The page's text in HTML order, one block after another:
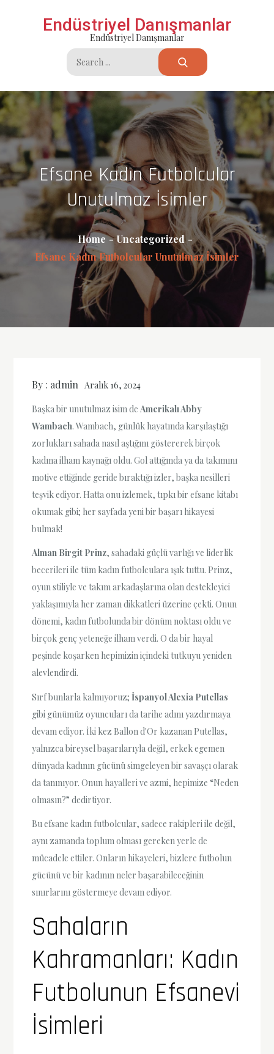
Endüstriyel Danışmanlar
Endüstriyel Danışmanlar
Search
for:
Efsane Kadın Futbolcular
Unutulmaz İsimler
Home
Uncategorized
Efsane Kadın Futbolcular Unutulmaz İsimler
By : admin Aralık 16, 2024
Başka bir unutulmaz isim deAmerikalı Abby
Wambach. Wambach, günlük hayatında karşılaştığı
zorlukları sahada nasıl aştığını göstererek birçok
kadına ilham kaynağı oldu. Gol attığında ya da takımını
motive ettiğinde geride bıraktığı izler, başka nesilleri
teşvik ediyor. Hatta onu izlemek, tıpkı bir efsane kitabı
okumak gibi; her sayfada yeni bir başarı hikayesi
bulmak!
Alman Birgit Prinz, sahadaki güçlü varlığı ve liderlik
becerileri ile tüm kadın futbolculara ışık tuttu. Prinz,
oyun stiliyle ve takım arkadaşlarına olan destekleyici
yaklaşımıyla her zaman dikkatleri üzerine çekti. Onun
dönemi, kadın futbolunda bir dönüm noktası oldu ve
birçok genç yeteneğe ilham verdi. O da bir hayal
peşinde koşarken hepimizin içindeki tutkuyu yeniden
alevlendirdi.
Sırf bunlarla kalmıyoruz;İspanyol Alexia Putellas
gibi günümüz oyuncuları da tarihe adını yazdırmaya
devam ediyor. İki kez Ballon d'Or kazanan Putellas,
yalnızca bireysel başarılarıyla değil, erkek egemen
dünyada kadının gücünü simgeleyen bir savaşçı olarak
da tanınıyor. Onun hayalleri ve azmi, hepimize “Neden
olmasın?” dedirtiyor.
Bu efsane kadın futbolcular, sadece rakipleri ile değil,
aynı zamanda toplum olması gereken yerle de
mücadele ettiler. Onların hikayeleri, bizlere futbolun
gücünü ve bir kadının neler başarabileceğinin
sınırlarını göstermeye devam ediyor.
Sahaların
Kahramanları: Kadın
Futbolunun Efsanevi
İsimleri